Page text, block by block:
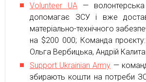
Volunteer UA — волонтерська
допомагає ЗСУ і вже
матеріально-технічного
на $200 000; Команда
Ольга Вербицька, Андрій Калита.
Support Ukrainian Army —
збирають кошти на потреби